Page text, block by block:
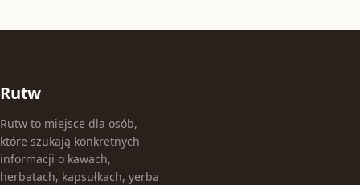
Rutw
Rutw to miejsce dla osób,
które szukają konkretnych
informacji o kawach,
herbatach, kapsułkach, yerba